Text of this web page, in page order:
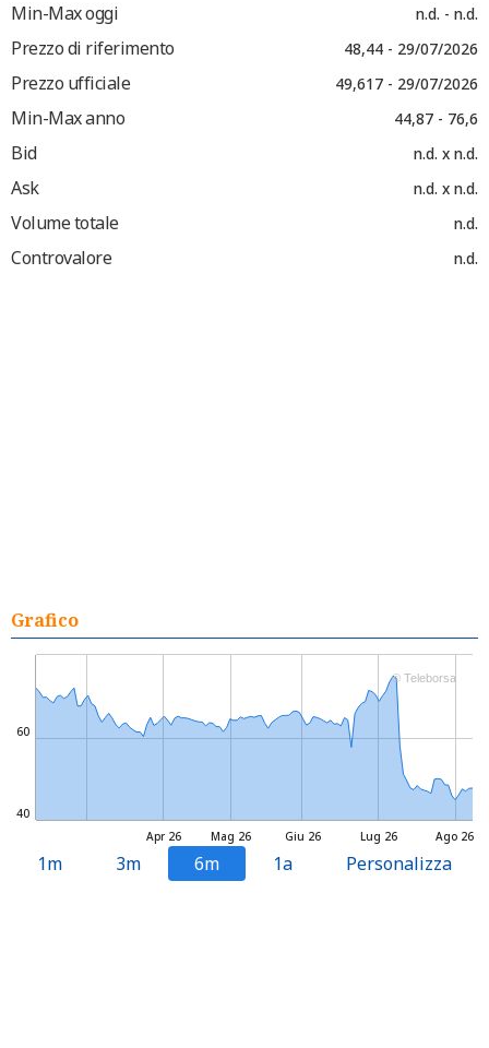
Min-Max oggi n.d. - n.d.
Prezzo di riferimento 48,44 - 29/07/2026
Prezzo ufficiale 49,617 - 29/07/2026
Min-Max anno 44,87 - 76,6
Bid n.d. x n.d.
Ask n.d. x n.d.
Volume totale n.d.
Controvalore n.d.
Grafico
Mag 26 Lug 26
Apr 26 Giu 26 Ago 26
40
60
© Teleborsa
1m 3m 6m 1a Personalizza